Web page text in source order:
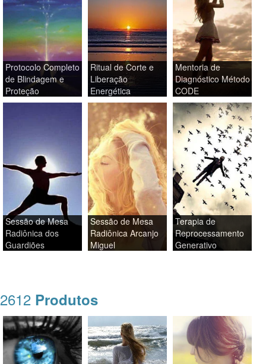
Protocolo Completo
de Blindagem e
Proteção
Ritual de Corte e
Liberação
Energética
Mentoria de
Diagnóstico Método
CODE
Sessão de Mesa
Radiônica dos
Guardiões
Sessão de Mesa
Radiônica Arcanjo
Miguel
Terapia de
Reprocessamento
Generativo
2612 Produtos